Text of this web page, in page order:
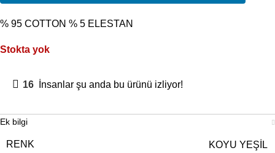
% 95 COTTON % 5 ELESTAN
Stokta yok
16 İnsanlar şu anda bu ürünü izliyor!
Ek bilgi
RENK KOYU YEŞİL